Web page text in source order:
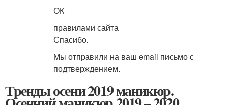
ОК
правилами сайта
Спасибо.
Мы отправили на ваш email письмо с
подтверждением.
Тренды осени 2019 маникюр.